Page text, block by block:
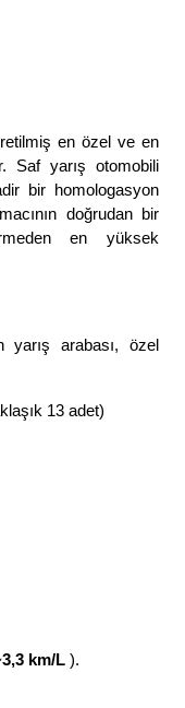
en özel ve en
Saf yarış otomobili
bir homologasyon
doğrudan bir
en yüksek
yarış arabası, özel
13 adet)
km/L ).